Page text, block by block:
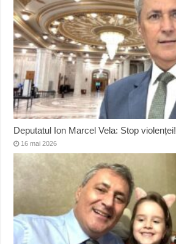
Deputatul Ion Marcel Vela: Stop violenței!
16 mai 2026